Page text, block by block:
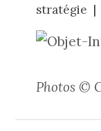
stratégie
Photos ©